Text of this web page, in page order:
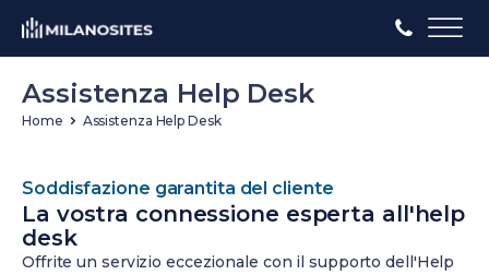
Assistenza Help Desk
Home Assistenza Help Desk
Soddisfazione garantita del cliente
La vostra connessione esperta all'help
desk
Offrite un servizio eccezionale con il supporto dell'Help